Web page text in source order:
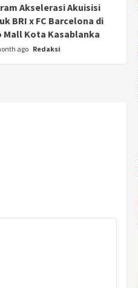
Akselerasi Akuisisi
BRI x FC Barcelona di
Mall Kota Kasablanka
ago Redaksi